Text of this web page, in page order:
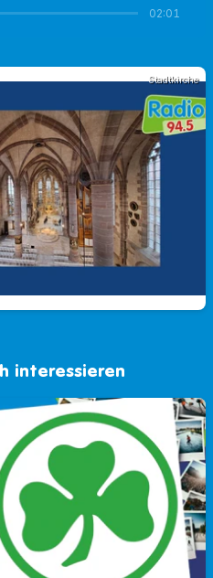
02:01
Stadtkirche
interessieren